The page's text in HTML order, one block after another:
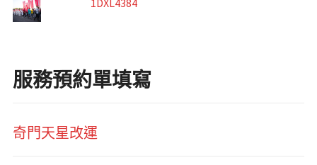
1DXL4384
服務預約單填寫
奇門天星改運